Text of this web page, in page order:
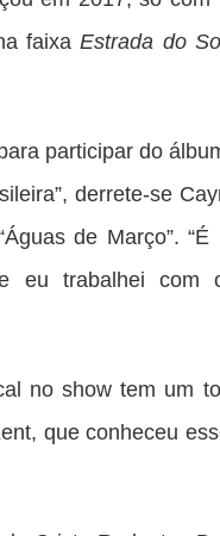
faixaEstrada do
participar do
derrete-se
de Março”.
eu trabalhei com
no show tem um
que conheceu